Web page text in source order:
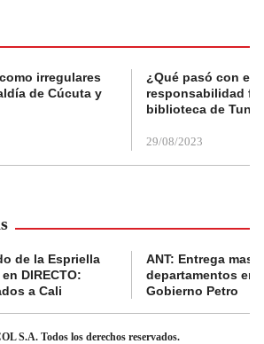
irregulares
de Cúcuta y
¿Qué pasó con el
responsabilidad
biblioteca de
29/08/2023
de la Espriella
DIRECTO:
a Cali
ANT: Entrega
departamentos en
Gobierno Petro
S.A. Todos los derechos reservados.